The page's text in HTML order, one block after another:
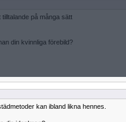
tilltalande på många sätt
din kvinnliga förebild?
kan ibland likna hennes.